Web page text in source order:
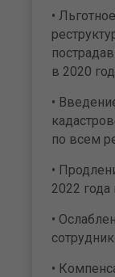
•
в 2020
•
по всем
•
2022 года
•
•